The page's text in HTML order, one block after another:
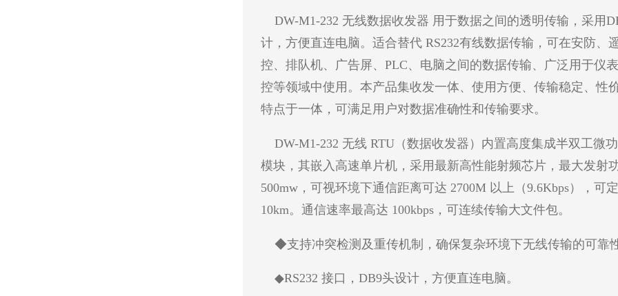
DW-M1-232 无线数据收发器 用于数据之间的透明传输，采用
计，方便直连电脑。适合替代 RS232有线数据传输，可在安防、
控、排队机、广告屏、PLC、电脑之间的数据传输、广泛用于仪
控等领域中使用。本产品集收发一体、使用方便、传输稳定、性
特点于一体，可满足用户对数据准确性和传输要求。
DW-M1-232 无线 RTU（数据收发器）内置高度集成半双工微
模块，其嵌入高速单片机，采用最新高性能射频芯片，最大发射
500mw，可视环境下通信距离可达 2700M 以上（9.6Kbps），可
10km。通信速率最高达 100kbps，可连续传输大文件包。
◆支持冲突检测及重传机制，确保复杂环境下无线传输的可靠
◆RS232 接口，DB9头设计，方便直连电脑。